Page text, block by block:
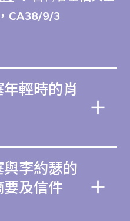
CA38/9/3
輕時的肖
與李約瑟的
及信件